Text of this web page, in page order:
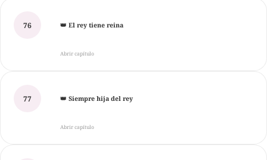
76 👑 El rey tiene reina
Abrir capítulo
77 👑 Siempre hija del rey
Abrir capítulo